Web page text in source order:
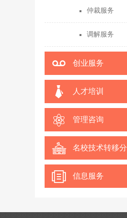
仲裁服务
调解服务
创业服务
人才培训
管理咨询
名校技术转移分
中心
信息服务